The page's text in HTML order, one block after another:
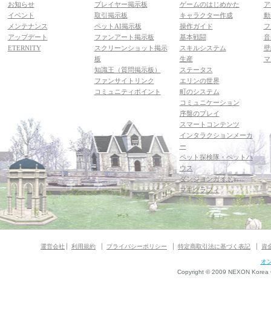
お知らせ
イベント
メンテナンス
アップデート
ETERNITY
プレイヤー掲示板
取引掲示板
ペットAI掲示板
ファンアート掲示板
スクリーンショット掲示
板
知識王（質問掲示板）
ファンサイトリンク
コミュニティポイント
ゲームのはじめかた
キャラクター作成
操作ガイド
基本戦闘
スキルシステム
生産
ステータス
エリンの世界
町のシステム
コミュニケーション
序盤のプレイ
スマートコンテンツ
インタラクションメーカ
ー
ペット探検隊・ペットハ
ウス
ダンジョンガイド
マギグラフィ
運営会社 利用規約 プライバシーポリシー 特定商取引法に基づく表記 資
オ
Copyright © 2009 NEXON Korea